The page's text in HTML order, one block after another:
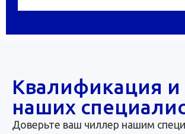
Квалификация
наших
Доверьте ваш чиллер нашим